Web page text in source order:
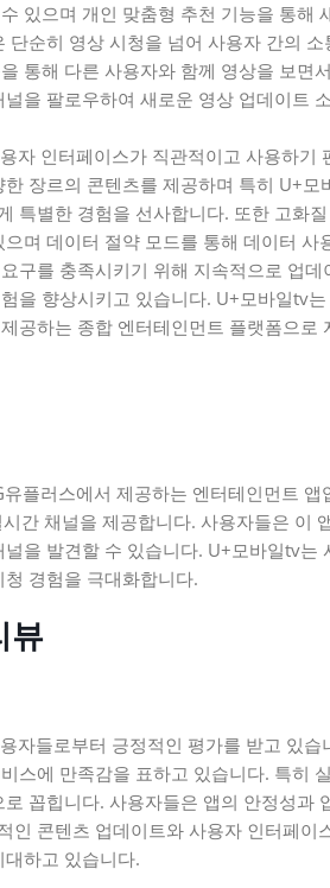
있으며 개인 맞춤형 추천 기능을 통해
단순히 영상 시청을 넘어 사용자 간의
통해 다른 사용자와 함께 영상을 보면
을 팔로우하여 새로운 영상 업데이트
자 인터페이스가 직관적이고 사용하기
한 장르의 콘텐츠를 제공하며 특히 U+
특별한 경험을 선사합니다. 또한 고화
으며 데이터 절약 모드를 통해 데이터
구를 충족시키기 위해 지속적으로 업
을 향상시키고 있습니다. U+모바일tv
공하는 종합 엔터테인먼트 플랫폼으로
플러스에서 제공하는 엔터테인먼트
간 채널을 제공합니다. 사용자들은 이
널을 발견할 수 있습니다. U+모바일tv는
경험을 극대화합니다.
뷰
자들로부터 긍정적인 평가를 받고 있
스에 만족감을 표하고 있습니다. 특히
꼽힙니다. 사용자들은 앱의 안정성과
인 콘텐츠 업데이트와 사용자 인터페이
하고 있습니다.